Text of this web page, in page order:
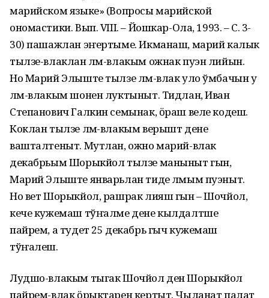
марийском языке» (Вопросы марийской
ономастики. Вып. VIII. – Йошкар-Ола, 1993. – С. 3-
30) пашажлан эҥертыме. Икманаш, марий калык
тылзе-влаклан лӱм-влакым ожнак пуэн лийын.
Но Марий Элыште тылзе лӱм-влак уло ўмбачын у
лӱм-влакым шонен луктыныт. Тидлан, Иван
Степанович Галкин семынак, ӧраш веле кодеш.
Коклан тылзе лӱм-влакым верышт дене
вашталтеныт. Мутлан, ожно марий-влак
декабрьым Шорыкйол тылзе маныныт гын,
Марий Элыште январьлан тиде лӱмым пуэныт.
Но вет Шорыкйол, рашрак лияш гын – Шочйол,
кече кужемаш тўҥалме дене кылдалтше
пайрем, а тудет 25 декабрь гыч кужемаш
тўҥалеш.
Лудшо-влакым тыгак Шочйол ден Шорыкйол
пайрем-влак ӧрыктарен кертыт. Чыланат палат